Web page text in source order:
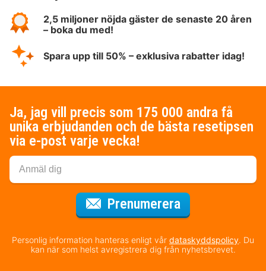
2,5 miljoner nöjda gäster de senaste 20 åren
– boka du med!
Spara upp till 50% – exklusiva rabatter idag!
Ja, jag vill precis som 175 000 andra få
unika erbjudanden och de bästa resetipsen
via e-post varje vecka!
Prenumerera
Personlig information hanteras enligt vår dataskyddspolicy. Du
kan när som helst avregistrera dig från nyhetsbrevet.